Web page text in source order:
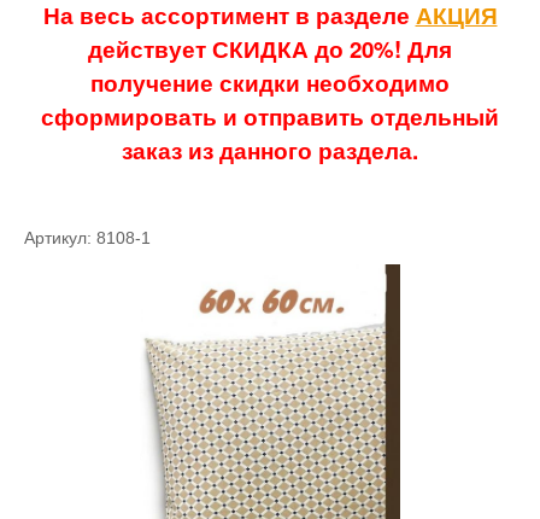
На весь ассортимент в разделе АКЦИЯ
действует СКИДКА до 20%! Для
получение скидки необходимо
сформировать и отправить отдельный
заказ из данного раздела.
Артикул: 8108-1